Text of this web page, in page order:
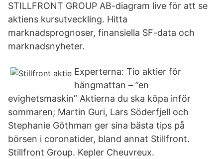
STILLFRONT GROUP AB-diagram live för att se
aktiens kursutveckling. Hitta
marknadsprognoser, finansiella SF-data och
marknadsnyheter.
Experterna: Tio aktier för
hängmattan – ”en
evighetsmaskin” Aktierna du ska köpa inför
sommaren; Martin Guri, Lars Söderfjell och
Stephanie Göthman ger sina bästa tips på
börsen i coronatider, bland annat Stillfront.
Stillfront Group. Kepler Cheuvreux.